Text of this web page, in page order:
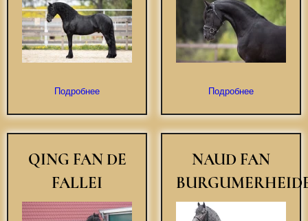
Подробнее Подробнее
QING FAN DE
FALLEI
NAUD FAN